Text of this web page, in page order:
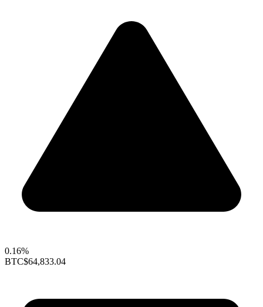
0.16%
BTC$64,833.04